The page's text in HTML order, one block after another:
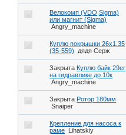
Велокомп (VDO,Sigma)
или магнит (Sigma)
Angry_machine
Куплю покрышки 26x1.35
(35-559)
дядя Серж
Закрыта Куплю байк 29er
на гидравлике до 10к
Angry_machine
Закрыта Ротор 180мм
Snaiper
Крепление для насоса к
раме
Lihatskiy